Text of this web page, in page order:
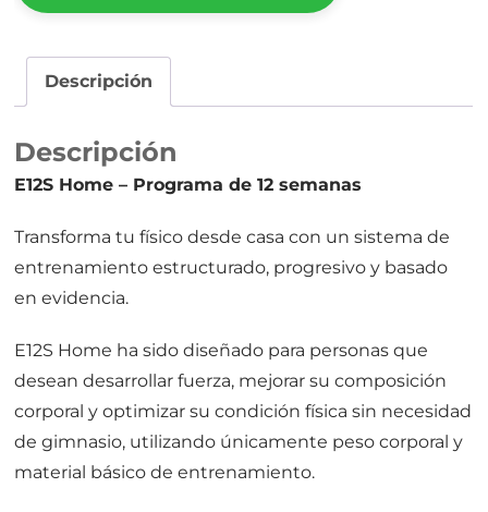
Programa
semanas
cantidad
Descripción
Descripción
E12S Home – Programa de 12 semanas
Transforma tu físico desde casa con un sistema de
entrenamiento estructurado, progresivo y basado
en evidencia.
E12S Home ha sido diseñado para personas que
desean desarrollar fuerza, mejorar su composición
corporal y optimizar su condición física sin necesidad
de gimnasio, utilizando únicamente peso corporal y
material básico de entrenamiento.